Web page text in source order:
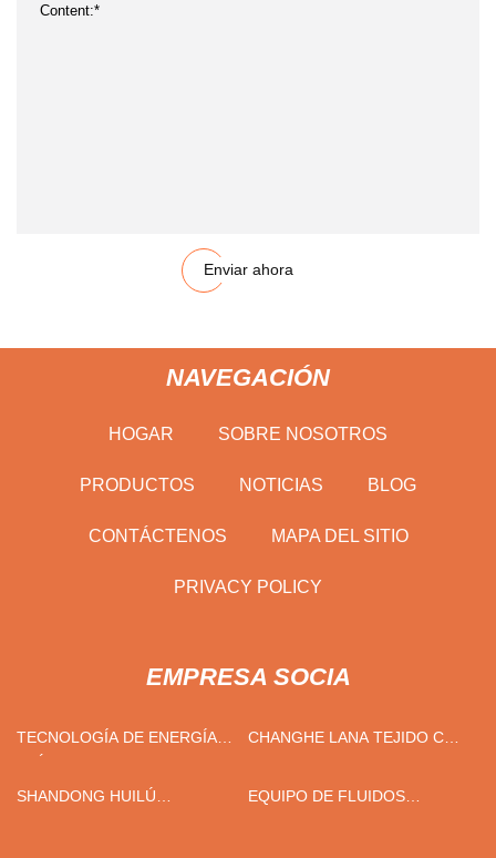
Enviar ahora
NAVEGACIÓN
HOGAR SOBRE NOSOTROS
PRODUCTOS NOTICIAS BLOG
CONTÁCTENOS MAPA DEL SITIO
PRIVACY POLICY
EMPRESA SOCIA
TECNOLOGÍA DE ENERGÍA
JIANGSU CO., LTD.
CHANGHE LANA TEJIDO CO.,
SHANDONG HUILÚ
EQUIPO DE FLUIDOS